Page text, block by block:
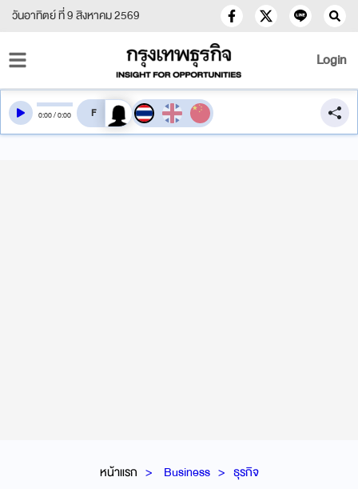
วันอาทิตย์ ที่ 9 สิงหาคม 2569
Login
หน้าแรก Business ธุรกิจ
0:00/0:00 สลับเสียงอ่าน